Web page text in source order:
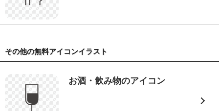
その他の無料アイコンイラスト
お酒・飲み物のアイコン